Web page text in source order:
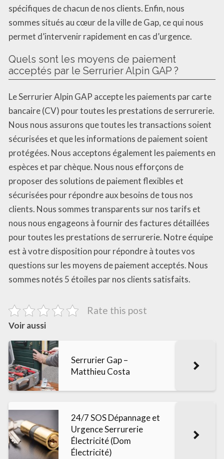
spécifiques de chacun de nos clients. Enfin, nous
sommes situés au cœur de la ville de Gap, ce qui nous
permet d’intervenir rapidement en cas d’urgence.
Quels sont les moyens de paiement
acceptés par le Serrurier Alpin GAP ?
Le Serrurier Alpin GAP accepte les paiements par carte
bancaire (CV) pour toutes les prestations de serrurerie.
Nous nous assurons que toutes les transactions soient
sécurisées et que les informations de paiement soient
protégées. Nous acceptons également les paiements en
espèces et par chèque. Nous nous efforçons de
proposer des solutions de paiement flexibles et
sécurisées pour répondre aux besoins de tous nos
clients. Nous sommes transparents sur nos tarifs et
nous nous engageons à fournir des factures détaillées
pour toutes les prestations de serrurerie. Notre équipe
est à votre disposition pour répondre à toutes vos
questions sur les moyens de paiement acceptés. Nous
sommes notés 5 étoiles par nos clients satisfaits.
Rate this post
Voir aussi
Serrurier Gap –
Matthieu Costa
24/7 SOS Dépannage et
Urgence Serrurerie
Électricité (Dom
Électricité)